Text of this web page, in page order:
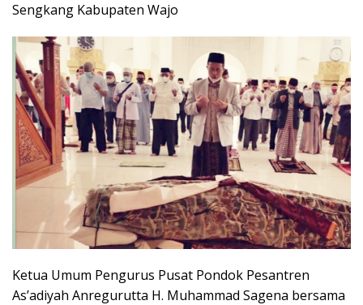
Sengkang Kabupaten Wajo
Ketua Umum Pengurus Pusat Pondok Pesantren
As’adiyah Anregurutta H. Muhammad Sagena bersama